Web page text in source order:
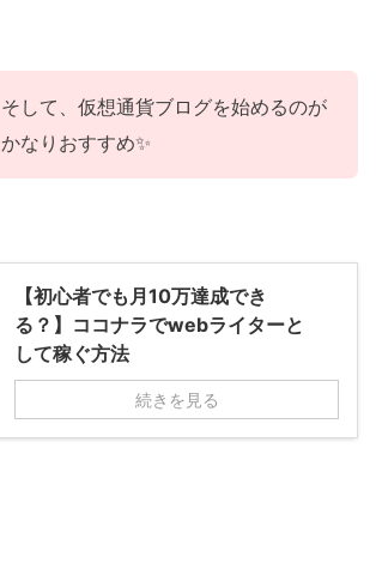
そして、仮想通貨ブログを始めるのが
かなりおすすめ✨
【初心者でも月10万達成でき
る？】ココナラでwebライターと
して稼ぐ方法
続きを見る